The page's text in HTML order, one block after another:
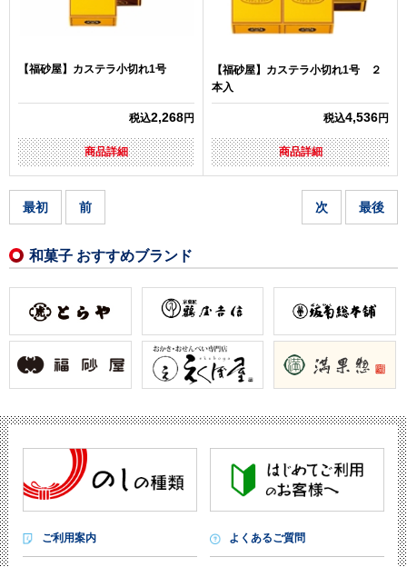
【福砂屋】カステラ小切れ1号
税込2,268円
商品詳細
【福砂屋】カステラ小切れ1号 ２
本入
税込4,536円
商品詳細
最初 前 次 最後
和菓子 おすすめブランド
ご利用案内 よくあるご質問